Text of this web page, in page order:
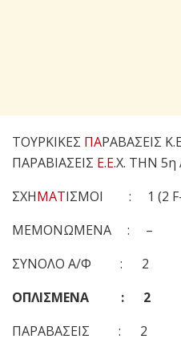
ΤΟΥΡΚΙΚΕΣ ΠΑΡΑΒΑΣΕΙΣ
ΠΑΡΑΒΙΑΣΕΙΣ Ε.Ε.Χ. ΤΗΝ 5η
ΣΧΗΜΑΤΙΣΜΟΙ : 1 (2 F-
ΜΕΜΟΝΩΜΕΝΑ : –
ΣΥΝΟΛΟ Α/Φ : 2
ΟΠΛΙΣΜΕΝΑ : 2
ΠΑΡΑΒΑΣΕΙΣ : 2